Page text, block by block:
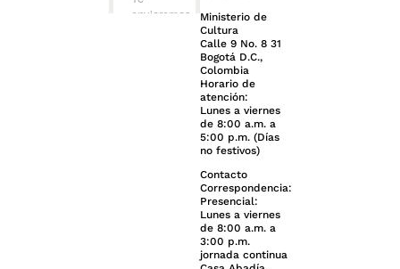
Ministerio de
Cultura
Calle 9 No. 8 31
Bogotá D.C.,
Colombia
Horario de
atención:
Lunes a viernes
de 8:00 a.m. a
5:00 p.m. (Días
no festivos)
Contacto
Correspondencia:
Presencial:
Lunes a viernes
de 8:00 a.m. a
3:00 p.m.
jornada continua